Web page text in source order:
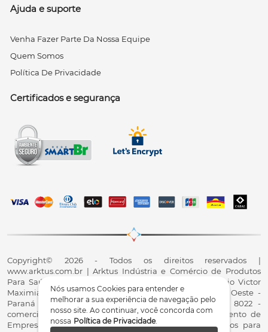
Nós usamos Cookies para entender e
melhorar a sua experiência de navegação pelo
nosso site. Ao continuar, você concorda com
nossa Política de Privacidade.
Ajuda e suporte
Venha Fazer Parte Da Nossa Equipe
Quem Somos
Política De Privacidade
Certificados e segurança
Copyright© 2026 - Todos os direitos reservados |
www.arktus.com.br | Arktus Indústria e Comércio de Produtos
Para Saúde Ltda | CNPJ: 01.417.367/0001-78 | R. Antônio Victor
Maximiano, 107, Parque Industrial II, Santa Tereza do Oeste -
Paraná - CEP 85825-900 - Fale conosco: 0800 200 8022 -
comercial@arktus.com.br | Autorização de Funcionamento de
Empresa - AFE/ANVISA - Para Fabricação de Produtos para